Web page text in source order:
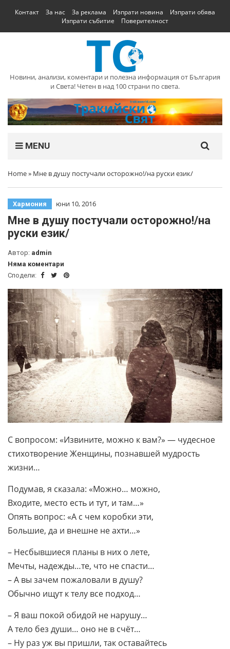
Контакт За нас За реклама Изпрати новина
Изпрати обява
Изпрати събитие
Поверителност
Новини, анализи, коментари и полезна информация от България
и Света! Четен в над 100 страни по света.
MENU
Home» Мне в душу постучали осторожно!/на руски език/
Хармония юни 10, 2016
Мне в душу постучали осторожно!/на
руски език/
Автор: admin
Няма коментари
Сподели:
С вопросом: «Извините, можно к вам?» — чудесное
стихотворение Женщины, познавшей мудрость
жизни…
Подумав, я сказала: «Можно… можно,
Входите, место есть и тут, и там…»
Опять вопрос: «А с чем коробки эти,
Большие, да и внешне не ахти…»
– Несбывшиеся планы в них о лете,
Мечты, надежды…те, что не спасти…
– А вы зачем пожаловали в душу?
Обычно ищут к телу все подход…
– Я ваш покой обидой не нарушу…
А тело без души… оно не в счёт…
– Ну раз уж вы пришли, так оставайтесь